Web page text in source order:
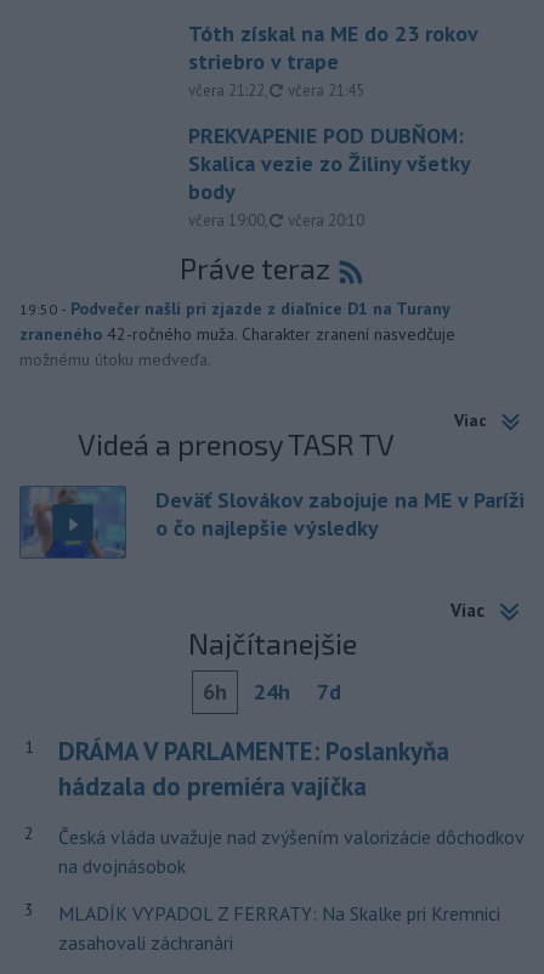
Tóth získal na ME do 23 rokov
striebro v trape
včera 21:22, aktualizované
včera 21:45
PREKVAPENIE POD DUBŇOM:
Skalica vezie zo Žiliny všetky
body
včera 19:00, aktualizované
včera 20:10
Práve teraz
19:50 - Podvečer našli pri zjazde z diaľnice D1 na Turany
zraneného 42-ročného muža. Charakter zranení nasvedčuje
možnému útoku medveďa.
Viac
Videá a prenosy TASR TV
Deväť Slovákov zabojuje na ME v Paríži
o čo najlepšie výsledky
Viac
Najčítanejšie
6h 24h 7d
1
DRÁMA V PARLAMENTE: Poslankyňa
hádzala do premiéra vajíčka
2
Česká vláda uvažuje nad zvýšením valorizácie dôchodkov
na dvojnásobok
3
MLADÍK VYPADOL Z FERRATY: Na Skalke pri Kremnici
zasahovali záchranári